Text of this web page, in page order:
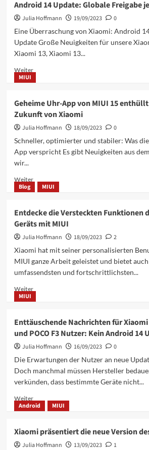
15-
Stabile
Builds
auf
dem
Xiaomi-
entdeckt
Android 14 Update: Globale Freigabe
Julia Hoffmann 19/09/2023
0
Eine Überraschung von Xiaomi: Android
Update Große Neuigkeiten für unsere
Xiaomi 13, Xiaomi 13...
WeiterMehr
13,
Xiaomi
13
und
Xiaomi
Android
14
Globale
Freigabe
verfügbar
MIUI
Geheime Uhr-App von MIUI 15
Zukunft von Xiaomi
Julia Hoffmann 18/09/2023
0
Schneller, optimierter und stabiler: Was
App verspricht Es gibt Neuigkeiten aus
wir...
WeiterMehr
Informationen
Uhr-
App
von
15
enthüllt:
Ein
in
die
von
Xiaomi
Blog MIUI
Entdecke die Versteckten Funktionen
Geräts mit MIUI
Julia Hoffmann 18/09/2023
2
Xiaomi hat mit seiner personalisierten
MIUI ganze Arbeit geleistet und bietet
umfassendsten und fortschrittlichsten...
WeiterMehr
die
Versteckten
Funktionen
Xiaomi-
Geräts
mit
MIUI
Enttäuschende Nachrichten für Xiaomi
und POCO F3 Nutzer: Kein Android 14
Julia Hoffmann 16/09/2023
0
Die Erwartungen der Nutzer an neue
Doch manchmal müssen Hersteller
verkünden, dass bestimmte Geräte nicht...
WeiterMehr
Informationen
Nachrichten
für
Android MIUI
Xiaomi präsentiert die neue Version
Julia Hoffmann 13/09/2023
1